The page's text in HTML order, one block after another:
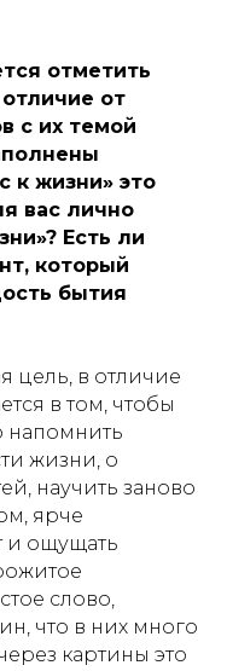
отметить
от
с их темой
к жизни» это
вас лично
Есть ли
который
бытия
цель, в отличие
в том, чтобы
напомнить
жизни, о
научить заново
ярче
и ощущать
слово,
что в них много
картины это